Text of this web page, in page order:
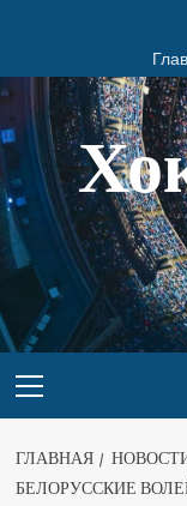
ГЛАВНАЯ
БЕЛОРУССКИЕ